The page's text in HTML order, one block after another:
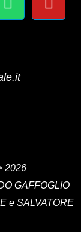
2026
GAFFOGLIO
e SALVATORE